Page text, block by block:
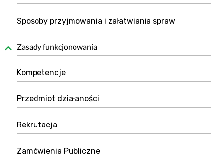
Sposoby przyjmowania i załatwiania spraw
Zasady funkcjonowania
Kompetencje
Przedmiot działaności
Rekrutacja
Zamówienia Publiczne